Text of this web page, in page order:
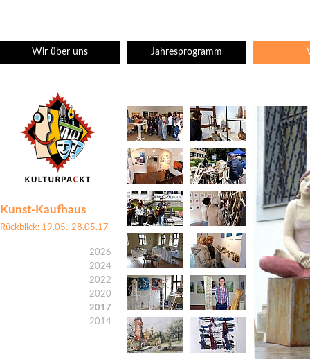
Wir über uns Jahresprogramm
Kunst-Kaufhaus
Rückblick: 19.05.-28.05.17
2026
2024
2022
2020
2017
2014